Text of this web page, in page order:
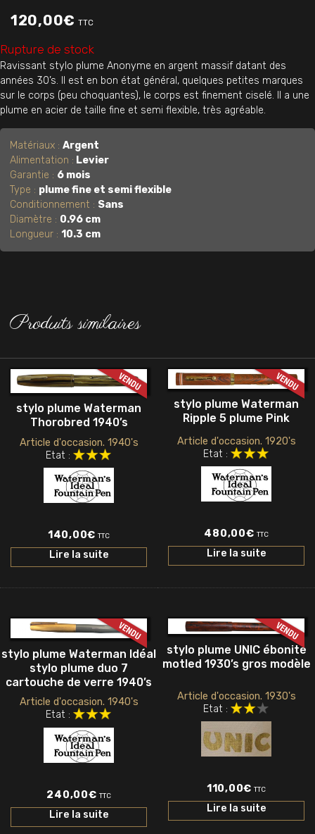
120,00€ TTC
Rupture de stock
Ravissant stylo plume Anonyme en argent massif datant des
années 30’s. Il est en bon état général, quelques petites marques
sur le corps (peu choquantes), le corps est finement ciselé. Il a une
plume en acier de taille fine et semi flexible, très agréable.
Matériaux :Argent
Alimentation : Levier
Garantie : 6 mois
Type : plume fine et semi flexible
Conditionnement : Sans
Diamètre : 0.96 cm
Longueur :10.3 cm
Produits similaires
stylo plume Waterman
Thorobred 1940’s
Article d'occasion. 1940's
Etat :
140,00€ TTC
Lire la suite
stylo plume Waterman
Ripple 5 plume Pink
Article d'occasion. 1920's
Etat :
480,00€ TTC
Lire la suite
stylo plume Waterman Idéal
stylo plume duo 7
cartouche de verre 1940’s
Article d'occasion. 1940's
Etat :
240,00€ TTC
Lire la suite
stylo plume UNIC ébonite
motled 1930’s gros modèle
Article d'occasion. 1930's
Etat :
110,00€ TTC
Lire la suite